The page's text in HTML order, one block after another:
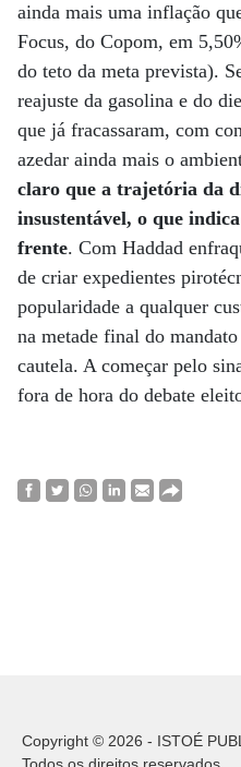
ainda mais uma inflação
Focus, do Copom, em
do teto da meta prevista).
reajuste da gasolina e do
que já fracassaram, com
azedar ainda mais o
claro que a trajetória da
insustentável, o que
frente. Com Haddad
de criar expedientes
popularidade a qualquer
na metade final do
cautela. A começar pelo
fora de hora do debate
Copyright © 2026 - ISTOÉ